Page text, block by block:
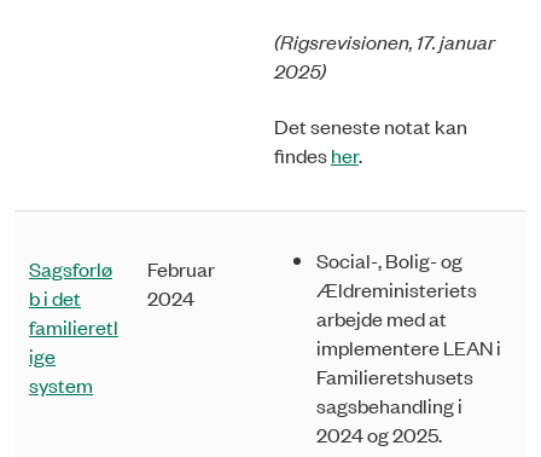
(Rigsrevisionen, 17. januar
2025)
Det seneste notat kan
findesher.
Sagsforlø
b i det
familieretl
ige
system
Februar
2024
Social-, Bolig- og
Ældreministeriets
arbejde med at
implementere LEAN i
Familieretshusets
sagsbehandling i
2024 og 2025.